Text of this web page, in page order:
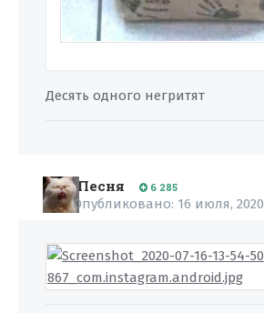
Десять одного негритят
Песня 6 285
Опубликовано: 16 июля, 2020